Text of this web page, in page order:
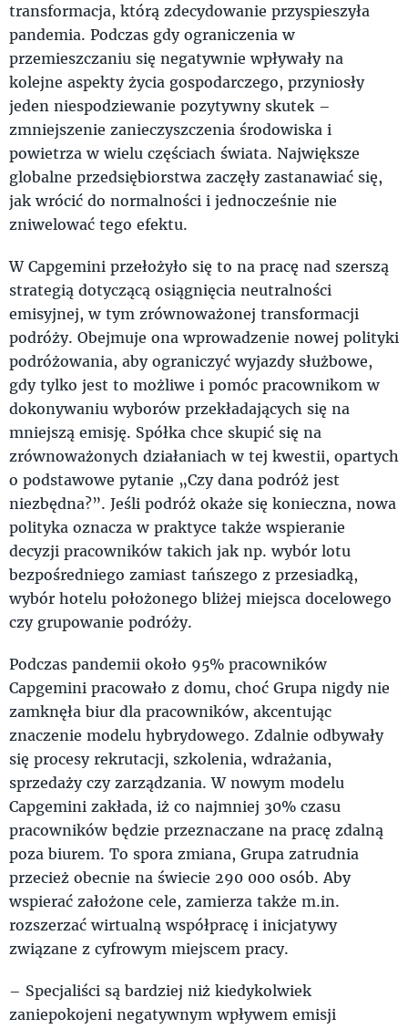
transformacja, którą zdecydowanie przyspieszyła
pandemia. Podczas gdy ograniczenia w
przemieszczaniu się negatywnie wpływały na
kolejne aspekty życia gospodarczego, przyniosły
jeden niespodziewanie pozytywny skutek –
zmniejszenie zanieczyszczenia środowiska i
powietrza w wielu częściach świata. Największe
globalne przedsiębiorstwa zaczęły zastanawiać się,
jak wrócić do normalności i jednocześnie nie
zniwelować tego efektu.
W Capgemini przełożyło się to na pracę nad szerszą
strategią dotyczącą osiągnięcia neutralności
emisyjnej, w tym zrównoważonej transformacji
podróży. Obejmuje ona wprowadzenie nowej polityki
podróżowania, aby ograniczyć wyjazdy służbowe,
gdy tylko jest to możliwe i pomóc pracownikom w
dokonywaniu wyborów przekładających się na
mniejszą emisję. Spółka chce skupić się na
zrównoważonych działaniach w tej kwestii, opartych
o podstawowe pytanie „Czy dana podróż jest
niezbędna?”. Jeśli podróż okaże się konieczna, nowa
polityka oznacza w praktyce także wspieranie
decyzji pracowników takich jak np. wybór lotu
bezpośredniego zamiast tańszego z przesiadką,
wybór hotelu położonego bliżej miejsca docelowego
czy grupowanie podróży.
Podczas pandemii około 95% pracowników
Capgemini pracowało z domu, choć Grupa nigdy nie
zamknęła biur dla pracowników, akcentując
znaczenie modelu hybrydowego. Zdalnie odbywały
się procesy rekrutacji, szkolenia, wdrażania,
sprzedaży czy zarządzania. W nowym modelu
Capgemini zakłada, iż co najmniej 30% czasu
pracowników będzie przeznaczane na pracę zdalną
poza biurem. To spora zmiana, Grupa zatrudnia
przecież obecnie na świecie 290 000 osób. Aby
wspierać założone cele, zamierza także m.in.
rozszerzać wirtualną współpracę i inicjatywy
związane z cyfrowym miejscem pracy.
– Specjaliści są bardziej niż kiedykolwiek
zaniepokojeni negatywnym wpływem emisji